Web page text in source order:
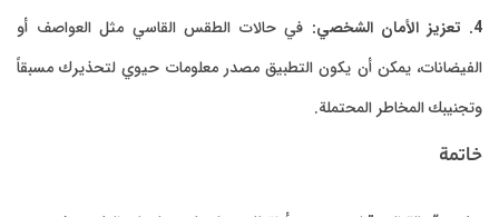
4. تعزيز الأمان الشخصي:
في حالات الطقس القاسي مثل العواصف أو
الفيضانات، يمكن أن يكون التطبيق مصدر معلومات حيوي لتحذيرك مسبقاً
وتجنيبك المخاطر المحتملة.
خاتمة